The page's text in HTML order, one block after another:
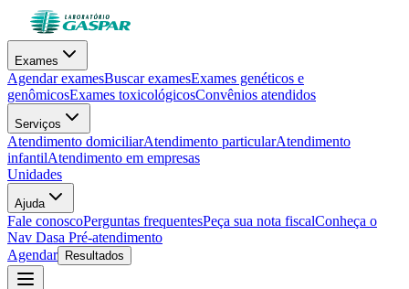
Exames
Agendar examesBuscar examesExames genéticos e
genômicosExames toxicológicosConvênios atendidos
Serviços
Atendimento domiciliarAtendimento particularAtendimento
infantilAtendimento em empresas
Unidades
Ajuda
Fale conoscoPerguntas frequentesPeça sua nota fiscalConheça o
Nav Dasa Pré-atendimento
Agendar
Resultados